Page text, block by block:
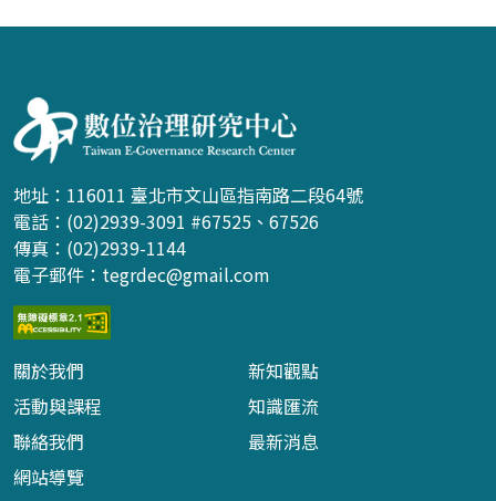
地址：116011 臺北市文山區指南路二段64號
電話：(02)2939-3091 #67525、67526
傳真：(02)2939-1144
電子郵件： tegrdec@gmail.com
關於我們
新知觀點
活動與課程
知識匯流
聯絡我們
最新消息
網站導覽